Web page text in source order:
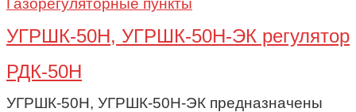
Газорегуляторные пункты
УГРШК-50Н, УГРШК-50Н-ЭК регулятор
РДК-50Н
УГРШК-50Н, УГРШК-50Н-ЭК предназначены